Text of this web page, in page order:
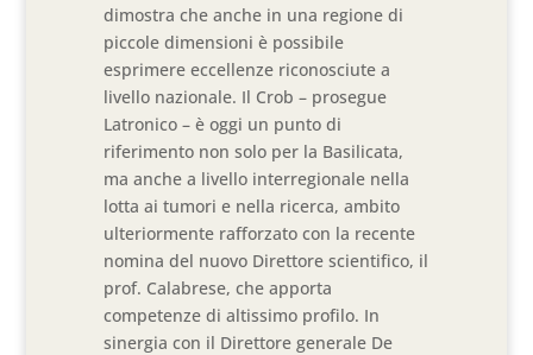
dimostra che anche in una regione di
piccole dimensioni è possibile
esprimere eccellenze riconosciute a
livello nazionale. Il Crob – prosegue
Latronico – è oggi un punto di
riferimento non solo per la Basilicata,
ma anche a livello interregionale nella
lotta ai tumori e nella ricerca, ambito
ulteriormente rafforzato con la recente
nomina del nuovo Direttore scientifico, il
prof. Calabrese, che apporta
competenze di altissimo profilo. In
sinergia con il Direttore generale De